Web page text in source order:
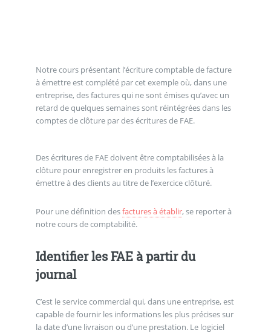
Notre cours présentant l’écriture comptable de facture
à émettre est complété par cet exemple où, dans une
entreprise, des factures qui ne sont émises qu’avec un
retard de quelques semaines sont réintégrées dans les
comptes de clôture par des écritures de FAE.
Des écritures de FAE doivent être comptabilisées à la
clôture pour enregistrer en produits les factures à
émettre à des clients au titre de l’exercice clôturé.
Pour une définition desfactures à établir, se reporter à
notre cours de comptabilité.
Identifier les FAE à partir du
journal
C’est le service commercial qui, dans une entreprise, est
capable de fournir les informations les plus précises sur
la date d’une livraison ou d’une prestation. Le logiciel